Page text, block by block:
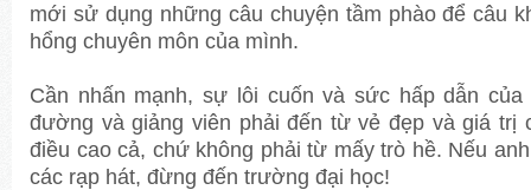
mới sử dụng những câu chuyện tầm phào để câu
hổng chuyên môn của mình.
Cần nhấn mạnh, sự lôi cuốn và sức hấp dẫn
đường và giảng viên phải đến từ vẻ đẹp và giá trị
điều cao cả, chứ không phải từ mấy trò hề. Nếu
các rạp hát, đừng đến trường đại học!